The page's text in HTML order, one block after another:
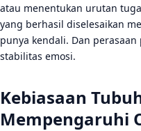
atau menentukan urutan
yang berhasil diselesaikan
punya kendali. Dan
stabilitas emosi.
Kebiasaan
Mempengaruhi